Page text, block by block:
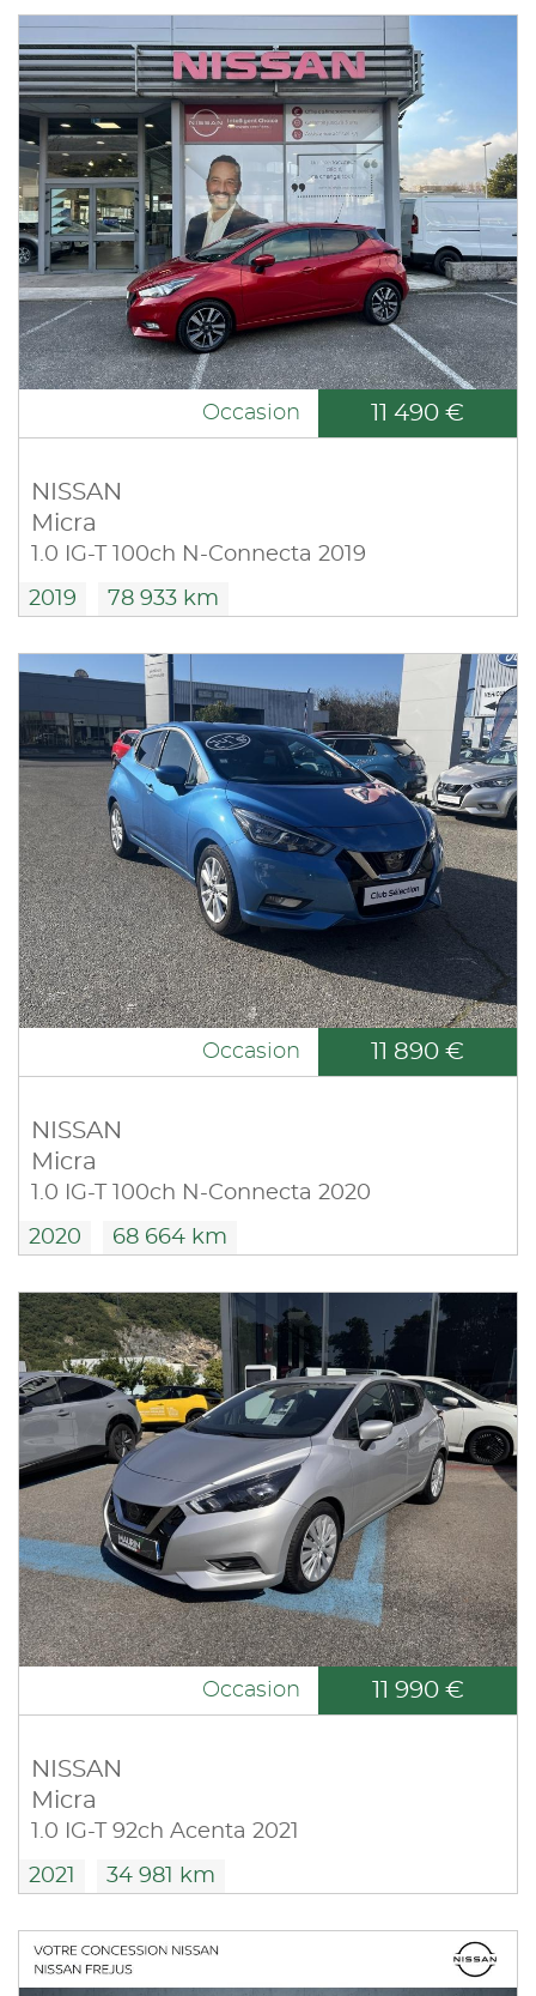
Occasion 11 490 €
NISSAN
Micra
1.0 IG-T 100ch N-Connecta 2019
2019 78 933 km
Occasion 11 890 €
NISSAN
Micra
1.0 IG-T 100ch N-Connecta 2020
2020 68 664 km
Occasion 11 990 €
NISSAN
Micra
1.0 IG-T 92ch Acenta 2021
2021 34 981 km